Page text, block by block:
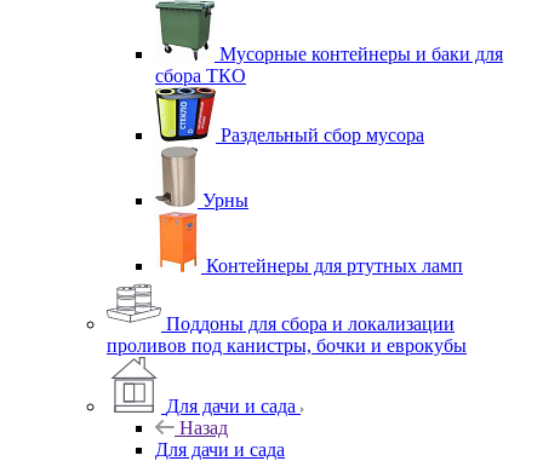
Мусорные контейнеры и баки для
сбора ТКО
Раздельный сбор мусора
Урны
Контейнеры для ртутных ламп
Поддоны для сбора и локализации
проливов под канистры, бочки и еврокубы
Для дачи и сада
Назад
Для дачи и сада